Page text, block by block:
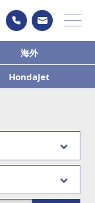
海外
HondaJet